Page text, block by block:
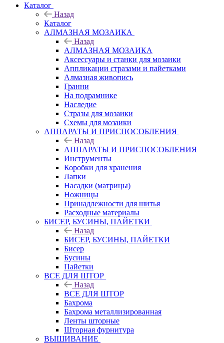
Каталог
Назад
Каталог
АЛМАЗНАЯ МОЗАИКА
Назад
АЛМАЗНАЯ МОЗАИКА
Аксессуары и станки для мозаики
Аппликации стразами и пайетками
Алмазная живопись
Гранни
На подрамнике
Наследие
Стразы для мозаики
Схемы для мозаики
АППАРАТЫ И ПРИСПОСОБЛЕНИЯ
Назад
АППАРАТЫ И ПРИСПОСОБЛЕНИЯ
Инструменты
Коробки для хранения
Лапки
Насадки (матрицы)
Ножницы
Принадлежности для шитья
Расходные материалы
БИСЕР, БУСИНЫ, ПАЙЕТКИ
Назад
БИСЕР, БУСИНЫ, ПАЙЕТКИ
Бисер
Бусины
Пайетки
ВСЕ ДЛЯ ШТОР
Назад
ВСЕ ДЛЯ ШТОР
Бахрома
Бахрома металлизированная
Ленты шторные
Шторная фурнитура
ВЫШИВАНИЕ